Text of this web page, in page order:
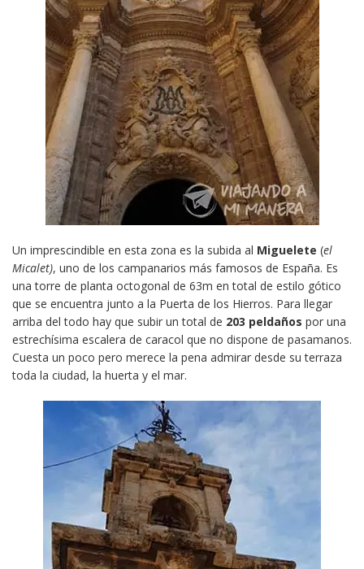
Un imprescindible en esta zona es la subida al Miguelete (el
Micalet), uno de los campanarios más famosos de España. Es
una torre de planta octogonal de 63m en total de estilo gótico
que se encuentra junto a la Puerta de los Hierros. Para llegar
arriba del todo hay que subir un total de 203 peldaños por una
estrechísima escalera de caracol que no dispone de pasamanos.
Cuesta un poco pero merece la pena admirar desde su terraza
toda la ciudad, la huerta y el mar.